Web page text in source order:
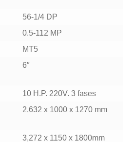
56-1/4 DP
0.5-112 MP
MT5
6″
10 H.P. 220V. 3 fases
2,632 x 1000 x 1270 mm
3,272 x 1150 x 1800mm